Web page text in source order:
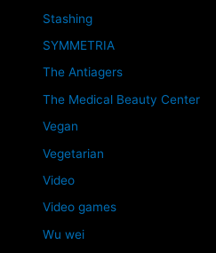
Stashing
SYMMETRIA
The Antiagers
The Medical Beauty Center
Vegan
Vegetarian
Video
Video games
Wu wei